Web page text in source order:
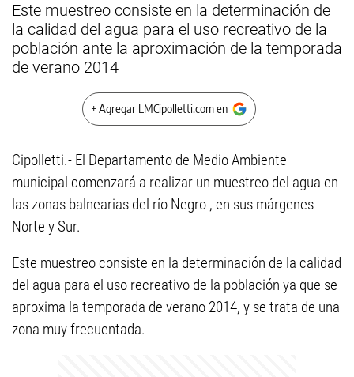
Este muestreo consiste en la determinación de
la calidad del agua para el uso recreativo de la
población ante la aproximación de la temporada
de verano 2014
+ Agregar LMCipolletti.com en
Cipolletti.- El Departamento de Medio Ambiente
municipal comenzará a realizar un muestreo del agua en
las zonas balnearias del río Negro , en sus márgenes
Norte y Sur.
Este muestreo consiste en la determinación de la calidad
del agua para el uso recreativo de la población ya que se
aproxima la temporada de verano 2014, y se trata de una
zona muy frecuentada.